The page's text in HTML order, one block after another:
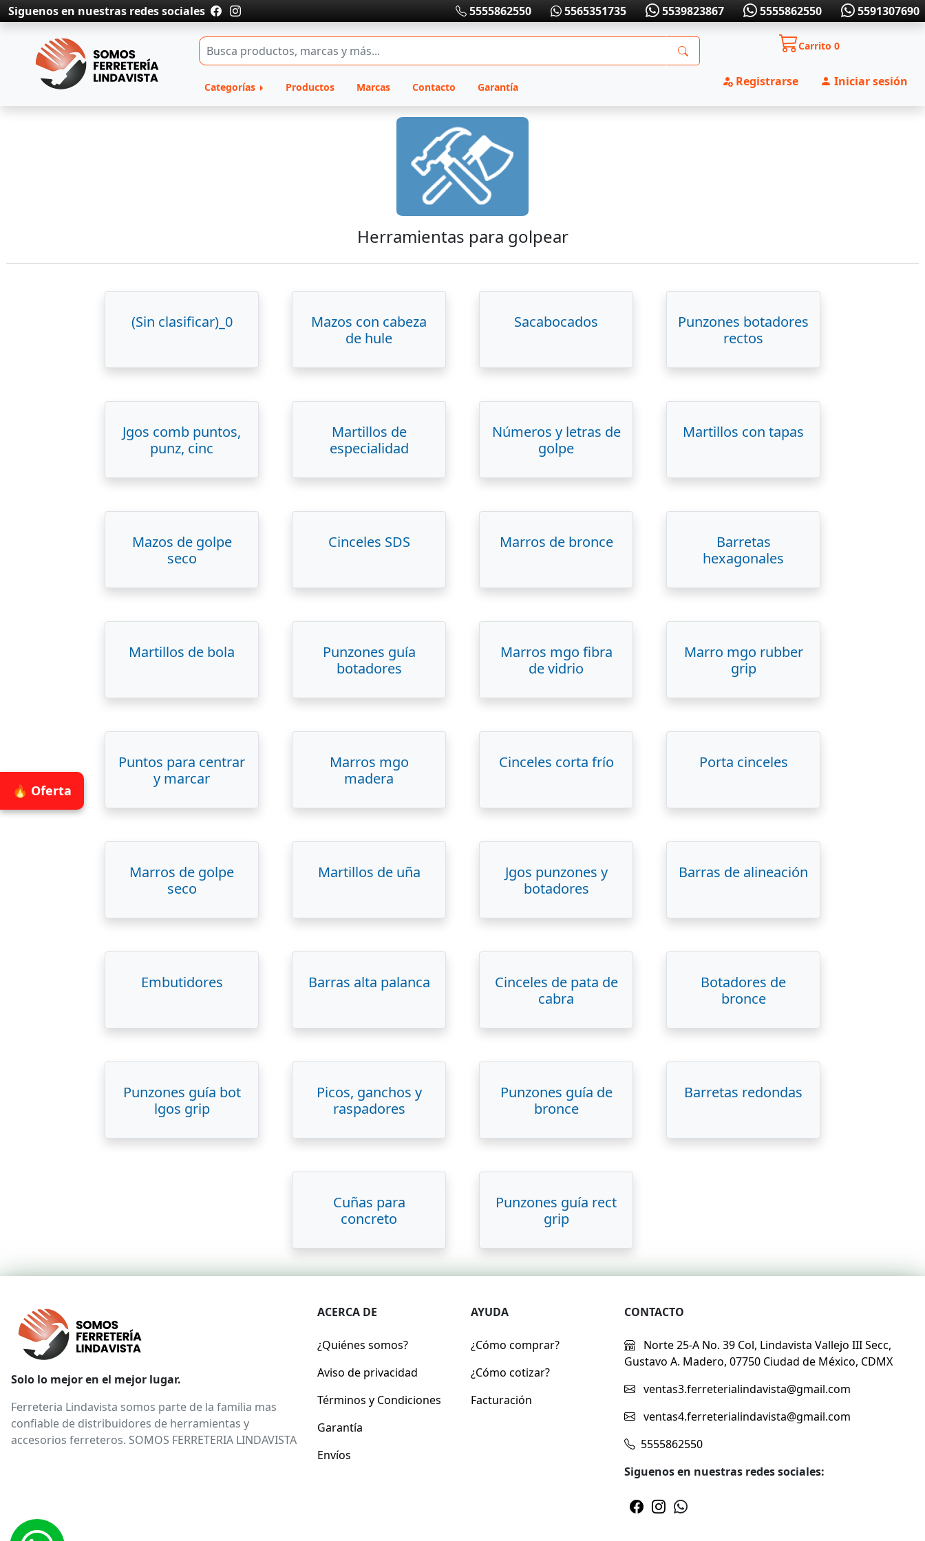
🔥 Oferta
Siguenos en nuestras redes sociales 5555862550 5565351735 5539823867 5555862550 5591307690
Categorías Productos Marcas Contacto Garantía
Carrito0
Registrarse Iniciar sesión
Herramientas para golpear
(Sin clasificar)_0
Mazos con cabeza
de hule
Sacabocados
Punzones botadores
rectos
Jgos comb puntos,
punz, cinc
Martillos de
especialidad
Números y letras de
golpe
Martillos con tapas
Mazos de golpe
seco
Cinceles SDS Marros de bronce
Barretas
hexagonales
Martillos de bola
Punzones guía
botadores
Marros mgo fibra
de vidrio
Marro mgo rubber
grip
Puntos para centrar
y marcar
Marros mgo
madera
Cinceles corta frío Porta cinceles
Marros de golpe
seco
Martillos de uña
Jgos punzones y
botadores
Barras de alineación
Embutidores Barras alta palanca
Cinceles de pata de
cabra
Botadores de
bronce
Punzones guía bot
lgos grip
Picos, ganchos y
raspadores
Punzones guía de
bronce
Barretas redondas
Cuñas para
concreto
Punzones guía rect
grip
Solo lo mejor en el mejor lugar.
Ferreteria Lindavista somos parte de la familia mas
confiable de distribuidores de herramientas y
accesorios ferreteros. SOMOS FERRETERIA LINDAVISTA
ACERCA DE
¿Quiénes somos?
Aviso de privacidad
Términos y Condiciones
Garantía
Envíos
AYUDA
¿Cómo comprar?
¿Cómo cotizar?
Facturación
CONTACTO
Norte 25-A No. 39 Col, Lindavista Vallejo III Secc,
Gustavo A. Madero, 07750 Ciudad de México, CDMX
ventas3.ferreterialindavista@gmail.com
ventas4.ferreterialindavista@gmail.com
5555862550
Siguenos en nuestras redes sociales: